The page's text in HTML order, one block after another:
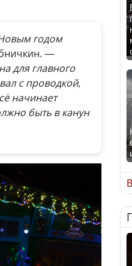
годом
—
для главного
с проводкой,
начинает
быть в канун